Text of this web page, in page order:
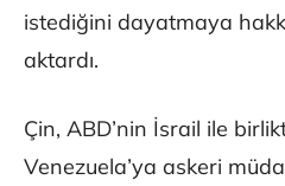
istediğini dayatmaya hakkı
aktardı.
Çin, ABD’nin İsrail ile
Venezuela’ya askeri